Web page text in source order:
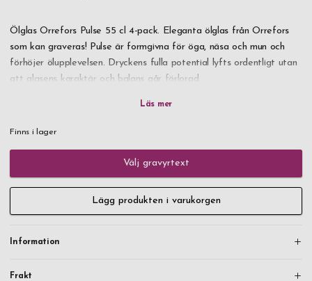
Ölglas Orrefors Pulse 55 cl 4-pack. Eleganta ölglas från Orrefors
som kan graveras! Pulse är formgivna för öga, näsa och mun och
förhöjer ölupplevelsen. Dryckens fulla potential lyfts ordentligt utan
att glasens karaktär och balans går förlorad.
möter lekfullhet och vår tids krav. Det går bra att maskindiska
Finns i lager
Välj gravyrtext
Lägg produkten i varukorgen
Information
Frakt